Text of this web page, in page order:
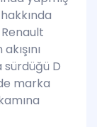
sürdüğü D
marka